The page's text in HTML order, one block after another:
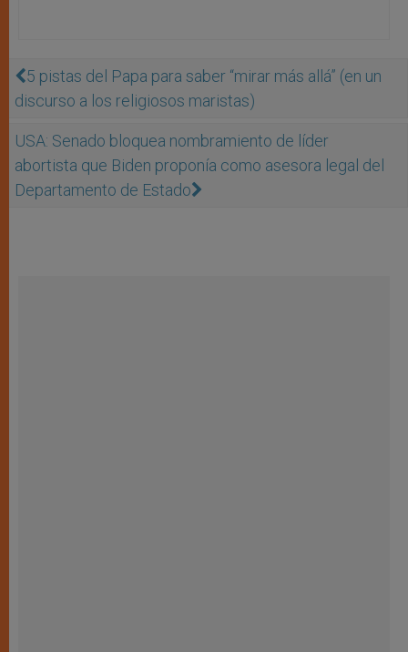
5 pistas del Papa para saber “mirar más allá” (en un
discurso a los religiosos maristas)
USA: Senado bloquea nombramiento de líder
abortista que Biden proponía como asesora legal del
Departamento de Estado